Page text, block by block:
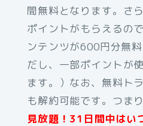
間無料となります。さ
ポイントがもらえるの
ンテンツが600円分無
だし、一部ポイントが
ます。）なお、無料ト
も解約可能です。つま
見放題！31日間中はい